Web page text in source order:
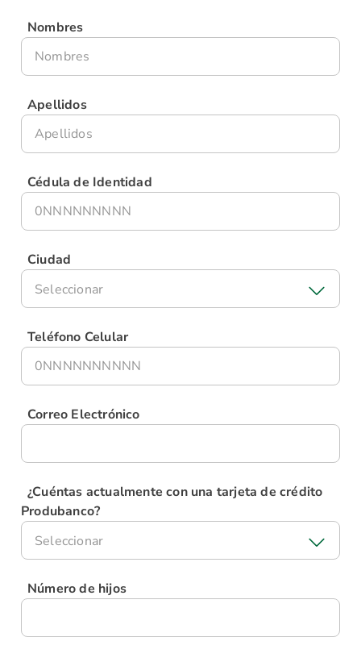
Nombres
Apellidos
Cédula de Identidad
Ciudad
Seleccionar
Teléfono Celular
Correo Electrónico
¿Cuéntas actualmente con una tarjeta de crédito
Produbanco?
Seleccionar
Número de hijos